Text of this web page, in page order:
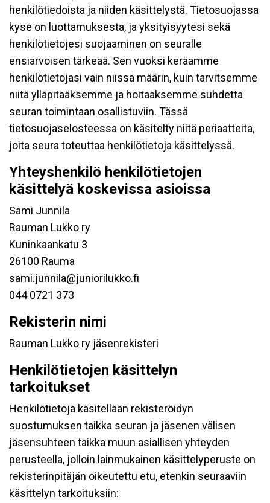
henkilötiedoista ja niiden käsittelystä. Tietosuojassa
kyse on luottamuksesta, ja yksityisyytesi sekä
henkilötietojesi suojaaminen on seuralle
ensiarvoisen tärkeää. Sen vuoksi keräämme
henkilötietojasi vain niissä määrin, kuin tarvitsemme
niitä ylläpitääksemme ja hoitaaksemme suhdetta
seuran toimintaan osallistuviin. Tässä
tietosuojaselosteessa on käsitelty niitä periaatteita,
joita seura toteuttaa henkilötietoja käsittelyssä.
Yhteyshenkilö henkilötietojen
käsittelyä koskevissa asioissa
Sami Junnila
Rauman Lukko ry
Kuninkaankatu 3
26100 Rauma
sami.junnila@juniorilukko.fi
044 0721 373
Rekisterin nimi
Rauman Lukko ry jäsenrekisteri
Henkilötietojen käsittelyn
tarkoitukset
Henkilötietoja käsitellään rekisteröidyn
suostumuksen taikka seuran ja jäsenen välisen
jäsensuhteen taikka muun asiallisen yhteyden
perusteella, jolloin lainmukainen käsittelyperuste on
rekisterinpitäjän oikeutettu etu, etenkin seuraaviin
käsittelyn tarkoituksiin: